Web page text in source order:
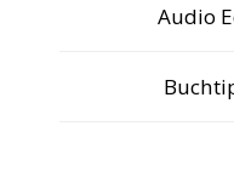
Audio